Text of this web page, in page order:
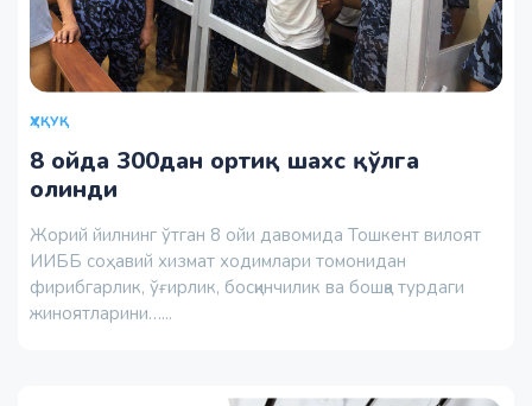
ҲУҚУҚ
8 ойда 300дан ортиқ шахс қўлга
олинди
Жорий йилнинг ўтган 8 ойи давомида Тошкент вилоят
ИИББ соҳавий хизмат ходимлари томонидан
фирибгарлик, ўғирлик, босқинчилик ва бошқа турдаги
жиноятларини…...